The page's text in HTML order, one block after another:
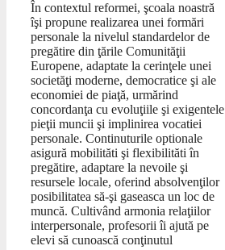
În contextul reformei, şcoala noastră
îşi propune realizarea unei formări
personale la nivelul standardelor de
pregătire din ţările Comunităţii
Europene, adaptate la cerinţele unei
societăţi moderne, democratice şi ale
economiei de piaţă, urmărind
concordanţa cu evoluţiile şi exigentele
pieţii muncii şi implinirea vocatiei
personale. Continuturile optionale
asigură mobilităti şi flexibilităti în
pregătire, adaptare la nevoile şi
resursele locale, oferind absolvenţilor
posibilitatea să-şi gaseasca un loc de
muncă. Cultivând armonia relaţiilor
interpersonale, profesorii îi ajută pe
elevi să cunoască conţinutul